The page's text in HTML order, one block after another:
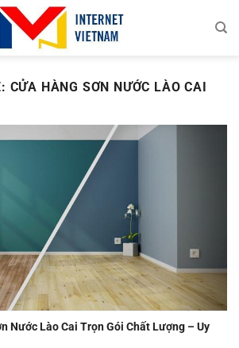
CỬA HÀNG SƠN NƯỚC LÀO CAI
Nước Lào Cai Trọn Gói Chất Lượng – Uy